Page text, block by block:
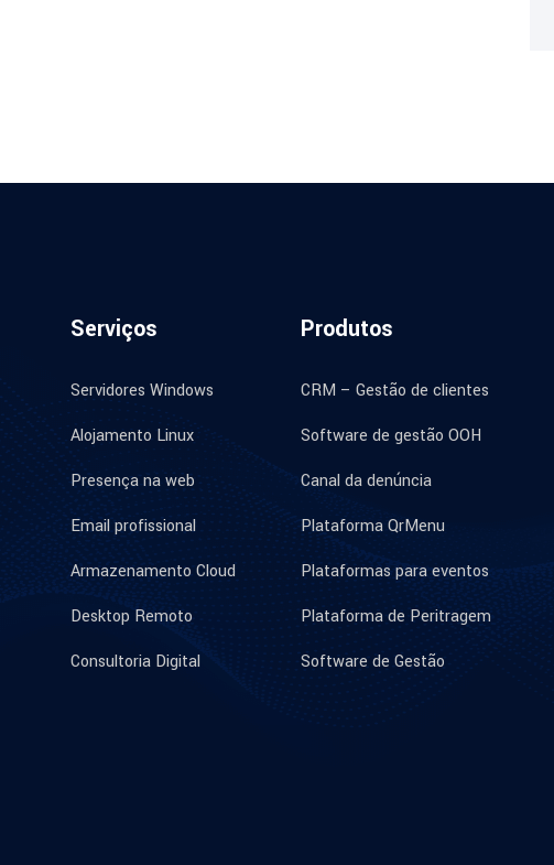
Serviços
Servidores Windows
Alojamento Linux
Presença na web
Email profissional
Armazenamento Cloud
Desktop Remoto
Consultoria Digital
Produtos
CRM – Gestão de clientes
Software de gestão OOH
Canal da denúncia
Plataforma QrMenu
Plataformas para eventos
Plataforma de Peritragem
Software de Gestão